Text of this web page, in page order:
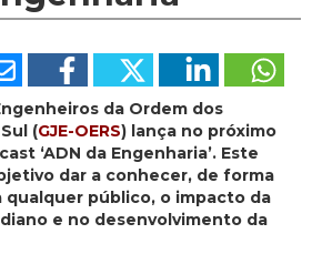
da Ordem dos
(GJE-OERS) lança no próximo
‘ADN da Engenharia’. Este
dar a conhecer, de forma
qualquer público, o impacto da
e no desenvolvimento da